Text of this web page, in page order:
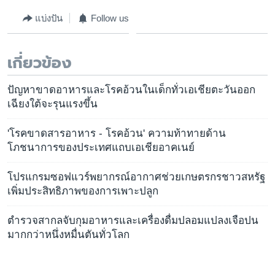
แบ่งปัน Follow us
เกี่ยวข้อง
ปัญหาขาดอาหารและโรคอ้วนในเด็กทั่วเอเชียตะวันออก
เฉียงใต้จะรุนแรงขึ้น
'โรคขาดสารอาหาร - โรคอ้วน' ความท้าทายด้าน
โภชนาการของประเทศแถบเอเชียอาคเนย์
โปรแกรมซอฟแวร์พยากรณ์อากาศช่วยเกษตรกรชาวสหรัฐ
เพิ่มประสิทธิภาพของการเพาะปลูก
ตำรวจสากลจับกุมอาหารและเครื่องดื่มปลอมแปลงเจือปน
มากกว่าหนึ่งหมื่นตันทั่วโลก